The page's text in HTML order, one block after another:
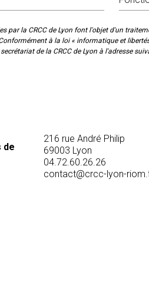
par la CRCC de Lyon font l'objet d'un
à la loi « informatique et
de la CRCC de Lyon à l'adresse
de
216 rue André Philip
69003 Lyon
04.72.60.26.26
contact@crcc-lyon-